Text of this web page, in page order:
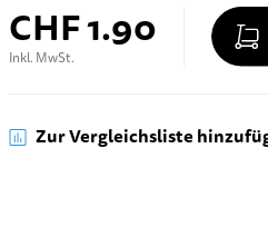
CHF 1.90
Inkl. MwSt.
Zur Vergleichsliste